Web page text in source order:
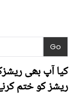
کیا آپ بھی
ریشز کو ختم کرنے کے 5 آسان